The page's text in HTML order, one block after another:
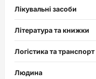
Лікувальні засоби
Література та книжки
Логістика та транспорт
Людина